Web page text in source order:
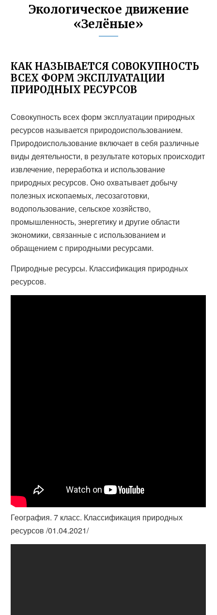
Экологическое движение
«Зелёные»
КАК НАЗЫВАЕТСЯ СОВОКУПНОСТЬ
ВСЕХ ФОРМ ЭКСПЛУАТАЦИИ
ПРИРОДНЫХ РЕСУРСОВ
Совокупность всех форм эксплуатации природных
ресурсов называется природоиспользованием.
Природоиспользование включает в себя различные
виды деятельности, в результате которых происходит
извлечение, переработка и использование
природных ресурсов. Оно охватывает добычу
полезных ископаемых, лесозаготовки,
водопользование, сельское хозяйство,
промышленность, энергетику и другие области
экономики, связанные с использованием и
обращением с природными ресурсами.
Природные ресурсы. Классификация природных
ресурсов.
География. 7 класс. Классификация природных
ресурсов /01.04.2021/